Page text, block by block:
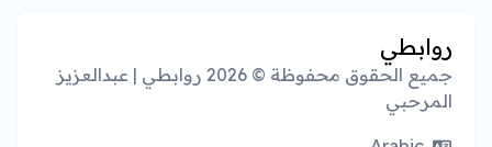
روابطي
جميع الحقوق محفوظة © 2026 روابطي | عبدالعزيز
المرحبي